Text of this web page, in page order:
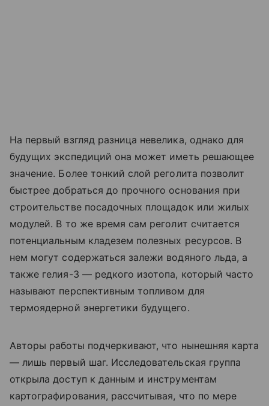
На первый взгляд разница невелика, однако для
будущих экспедиций она может иметь решающее
значение. Более тонкий слой реголита позволит
быстрее добраться до прочного основания при
строительстве посадочных площадок или жилых
модулей. В то же время сам реголит считается
потенциальным кладезем полезных ресурсов. В
нем могут содержаться залежи водяного льда, а
также гелия-3 — редкого изотопа, который часто
называют перспективным топливом для
термоядерной энергетики будущего.
Авторы работы подчеркивают, что нынешняя карта
— лишь первый шаг. Исследовательская группа
открыла доступ к данным и инструментам
картографирования, рассчитывая, что по мере